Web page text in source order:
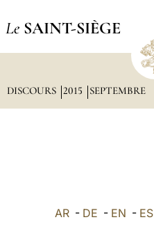
Le SAINT-SIÈGE
DISCOURS 2015 SEPTEMBRE
AR - DE - EN - ES